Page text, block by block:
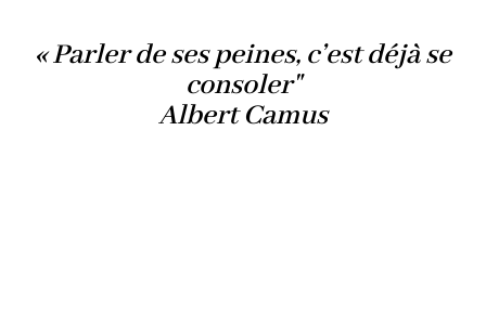
« Parler de ses peines, c’est déjà se
consoler"
Albert Camus